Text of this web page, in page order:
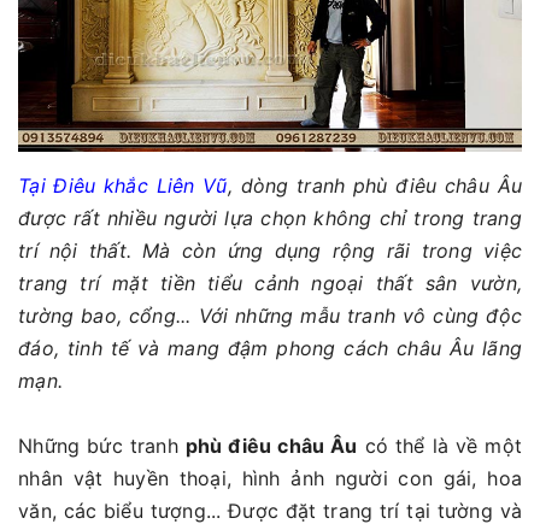
Tại Điêu khắc Liên Vũ, dòng tranh phù điêu châu Âu
được rất nhiều người lựa chọn không chỉ trong trang
trí nội thất. Mà còn ứng dụng rộng rãi trong việc
trang trí mặt tiền tiểu cảnh ngoại thất sân vườn,
tường bao, cổng... Với những mẫu tranh vô cùng độc
đáo, tinh tế và mang đậm phong cách châu Âu lãng
mạn.
Những bức tranh phù điêu châu Âu có thể là về một
nhân vật huyền thoại, hình ảnh người con gái, hoa
văn, các biểu tượng... Được đặt trang trí tại tường và